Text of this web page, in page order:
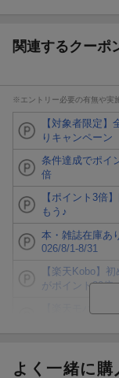
関連するクーポ
※エントリー必要の有無や実
【対象者限定
りキャンペーン
条件達成でポイ
倍
【ポイント3倍
もう♪
本・雑誌在庫あ
026/8/1-8/31
【楽天Kobo】
がポイント20倍
ト山分け
よく一緒に